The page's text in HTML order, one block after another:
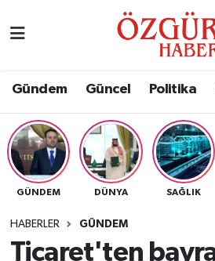
Gündem Güncel Politika
GÜNDEM DÜNYA SAĞLIK
HABERLER GÜNDEM
Ticaret'ten
Eğitim
Ekonomi
Güncel
Nöbetçi Eczaneler
Namaz Vakitleri
Trafik Durumu
Süper Lig Puan Durumu ve